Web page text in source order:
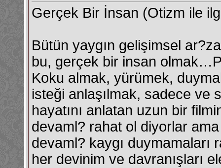
Gerçek Bir İnsan (Otizm ile
Bütün yaygın gelişimsel
bu, gerçek bir insan
Koku almak, yürümek,
isteği anlaşılmak, sadece ve
hayatını anlatan uzun bir
devaml? rahat ol diyorlar
devaml? kaygı duymamaları
her devinim ve davranışları